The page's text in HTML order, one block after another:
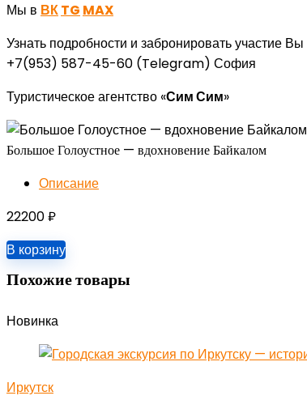
Мы в ВКTG MAX
Узнать подробности и забронировать участие
+7(953) 587-45-60 (Telegram) София
Туристическое агентство «Сим Сим»
Большое Голоустное — вдохновение Байкалом
Описание
22200₽
В корзину
Похожие товары
Новинка
Иркутск